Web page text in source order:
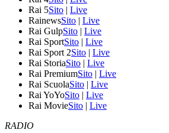
Rai 5Sito | Live
RainewsSito | Live
Rai GulpSito | Live
Rai SportSito | Live
Rai Sport 2Sito | Live
Rai StoriaSito | Live
Rai PremiumSito | Live
Rai ScuolaSito | Live
Rai YoYoSito | Live
Rai MovieSito | Live
RADIO